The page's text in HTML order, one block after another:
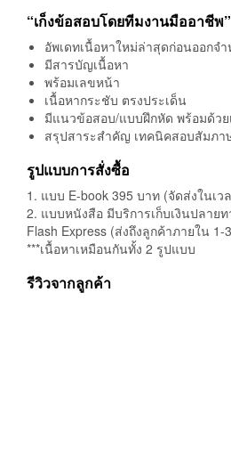
“เก็งข้อสอบโดยทีมงานมืออาชีพ”
อัพเดทเนื้อหาใหม่ล่าสุดก่อนออกจ
มีสารบัญเนื้อหา
พร้อมเลขหน้า
เนื้อหากระชับ ตรงประเด็น
มีแนวข้อสอบ/แบบฝึกหัด พร้อมด้วย
สรุปสาระสำคัญ เทคนิคสอบสัมภ
รูปแบบการสั่งซื้อ
1. แบบ E-book 395 บาท (จัดส่งในเว
2. แบบหนังสือ มีบริการเก็บเงินปลาย
Flash Express (ส่งถึงลูกค้าภายใน 1-
***เนื้อหาเหมือนกันทั้ง 2 รูปแบบ
รีวิวจากลูกค้า